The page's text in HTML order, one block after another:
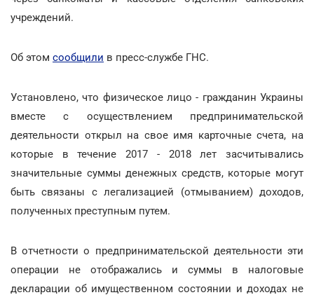
учреждений.
Об этом сообщили в пресс-службе ГНС.
Установлено, что физическое лицо - гражданин Украины
вместе с осуществлением предпринимательской
деятельности открыл на свое имя карточные счета, на
которые в течение 2017 - 2018 лет засчитывались
значительные суммы денежных средств, которые могут
быть связаны с легализацией (отмыванием) доходов,
полученных преступным путем.
В отчетности о предпринимательской деятельности эти
операции не отображались и суммы в налоговые
декларации об имущественном состоянии и доходах не